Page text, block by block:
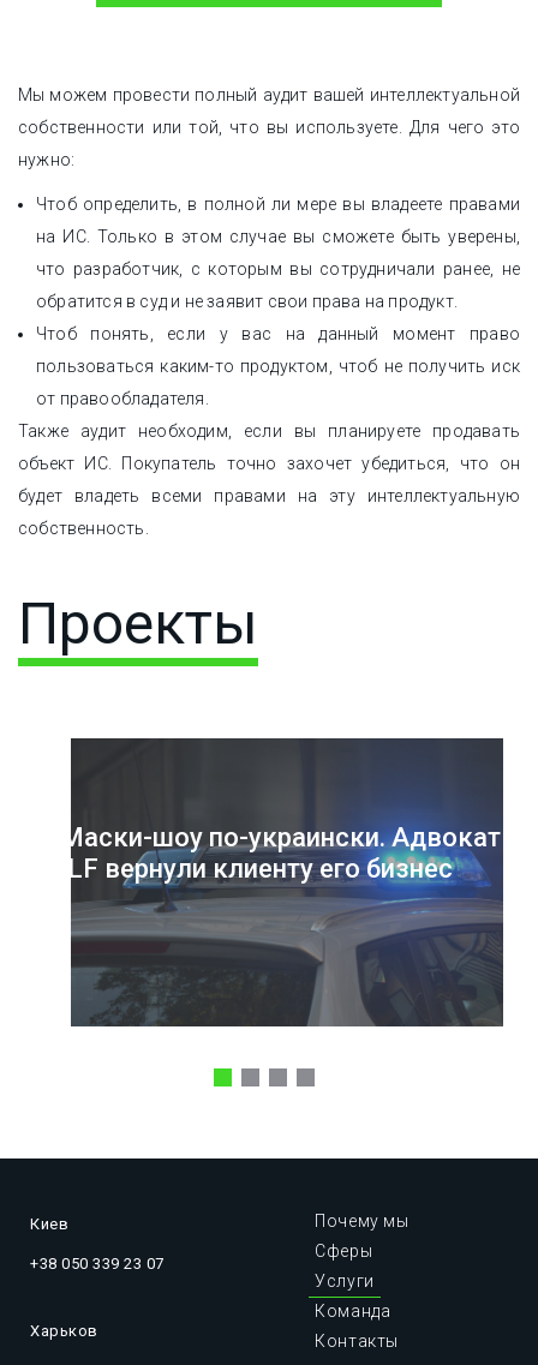
Мы можем провести полный аудит вашей интеллектуальной
собственности или той, что вы используете. Для чего это
нужно:
Чтоб определить, в полной ли мере вы владеете правами
на ИС. Только в этом случае вы сможете быть уверены,
что разработчик, с которым вы сотрудничали ранее, не
обратится в суд и не заявит свои права на продукт.
Чтоб понять, если у вас на данный момент право
пользоваться каким-то продуктом, чтоб не получить иск
от правообладателя.
Также аудит необходим, если вы планируете продавать
объект ИС. Покупатель точно захочет убедиться, что он
будет владеть всеми правами на эту интеллектуальную
собственность.
Проекты
Маски-шоу по-украински. Адвокаты
ILF вернули клиенту его бизнес
Киев
+38 050 339 23 07
Харьков
Почему мы
Сферы
Услуги
Команда
Контакты